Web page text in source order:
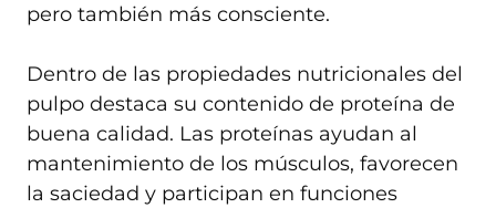
pero también más consciente.
Dentro de las propiedades nutricionales del
pulpo destaca su contenido de proteína de
buena calidad. Las proteínas ayudan al
mantenimiento de los músculos, favorecen
la saciedad y participan en funciones